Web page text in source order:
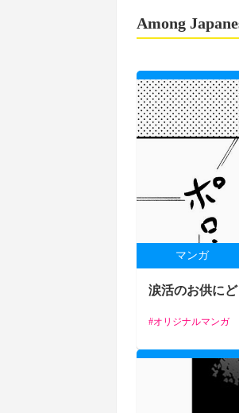
Among
マンガ
涙活のお供に
オリジナルマンガ